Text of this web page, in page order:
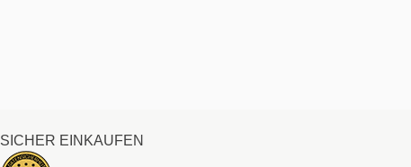
SICHER EINKAUFEN